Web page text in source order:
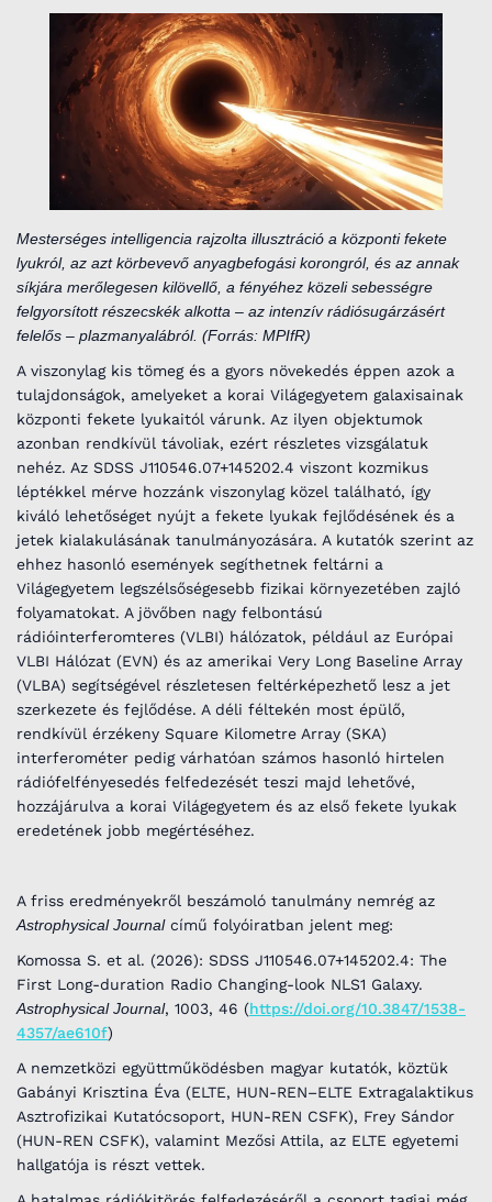
Mesterséges intelligencia rajzolta illusztráció a központi fekete
lyukról, az azt körbevevő anyagbefogási korongról, és az annak
síkjára merőlegesen kilövellő, a fényéhez közeli sebességre
felgyorsított részecskék alkotta – az intenzív rádiósugárzásért
felelős – plazmanyalábról. (Forrás: MPIfR)
A viszonylag kis tömeg és a gyors növekedés éppen azok a
tulajdonságok, amelyeket a korai Világegyetem galaxisainak
központi fekete lyukaitól várunk. Az ilyen objektumok
azonban rendkívül távoliak, ezért részletes vizsgálatuk
nehéz. Az SDSS J110546.07+145202.4 viszont kozmikus
léptékkel mérve hozzánk viszonylag közel található, így
kiváló lehetőséget nyújt a fekete lyukak fejlődésének és a
jetek kialakulásának tanulmányozására. A kutatók szerint az
ehhez hasonló események segíthetnek feltárni a
Világegyetem legszélsőségesebb fizikai környezetében zajló
folyamatokat. A jövőben nagy felbontású
rádióinterferomteres (VLBI) hálózatok, például az Európai
VLBI Hálózat (EVN) és az amerikai Very Long Baseline Array
(VLBA) segítségével részletesen feltérképezhető lesz a jet
szerkezete és fejlődése. A déli féltekén most épülő,
rendkívül érzékeny Square Kilometre Array (SKA)
interferométer pedig várhatóan számos hasonló hirtelen
rádiófelfényesedés felfedezését teszi majd lehetővé,
hozzájárulva a korai Világegyetem és az első fekete lyukak
eredetének jobb megértéséhez.
A friss eredményekről beszámoló tanulmány nemrég az
Astrophysical Journalcímű folyóiratban jelent meg:
Komossa S. et al. (2026): SDSS J110546.07+145202.4: The
First Long-duration Radio Changing-look NLS1 Galaxy.
Astrophysical Journal, 1003, 46 (https://doi.org/10.3847/1538-
4357/ae610f)
A nemzetközi együttműködésben magyar kutatók, köztük
Gabányi Krisztina Éva (ELTE, HUN-REN–ELTE Extragalaktikus
Asztrofizikai Kutatócsoport, HUN-REN CSFK), Frey Sándor
(HUN-REN CSFK), valamint Mezősi Attila, az ELTE egyetemi
hallgatója is részt vettek.